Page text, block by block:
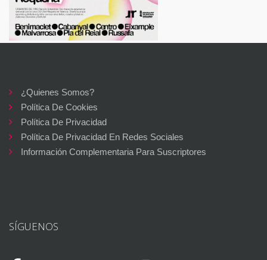
¿Quienes Somos?
Política De Cookies
Política De Privacidad
Política De Privacidad En Redes Sociales
Información Complementaria Para Suscriptores
SÍGUENOS